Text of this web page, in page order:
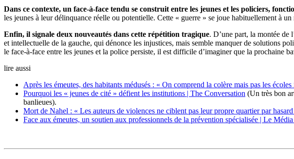
Dans ce contexte, un face-à-face tendu se construit entre les jeunes et les policiers,
les jeunes à leur délinquance réelle ou potentielle. Cette « guerre » se joue habituellement à
Enfin, il signale deux nouveautés dans cette répétition tragique. D’une part, la montée de
et intellectuelle de la gauche, qui dénonce les injustices, mais semble manquer de solutions
le face-à-face entre les jeunes et la police persiste, il est difficile d’imaginer que la prochaine
lire aussi
Après les émeutes, des habitants médusés : « On comprend la colère mais pas les
Pourquoi les « jeunes de cité » défient les institutions | The Conversation (Un très bon
banlieues).
Mort de Nahel : « Les auteurs de violences ne ciblent pas leur propre quartier par
Face aux émeutes, un soutien aux professionnels de la prévention spécialisée | Le